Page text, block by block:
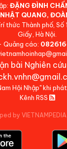
ĐẶNG ĐÌNH
QUANG,
thức Thành phố, Số
Giấy, Hà Nội.
Quảng cáo:
bài Nghiên
Hội Nhập" khi
Kênh RSS
by